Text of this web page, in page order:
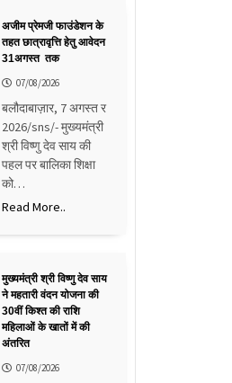
अजीम प्रेमजी फाउंडेशन के
तहत छात्रावृत्ति हेतु आवेदन
31अगस्त तक
07/08/2026
बलौदाबाज़ार, 7 अगस्त र
2026/sns/- मुख्यमंत्री
श्री विष्णु देव साय की
पहल पर बालिका शिक्षा
को…
Read More..
मुख्यमंत्री श्री विष्णु देव साय
ने महतारी वंदन योजना की
30वीं किश्त की राशि
महिलाओं के खातों में की
अंतरित
07/08/2026